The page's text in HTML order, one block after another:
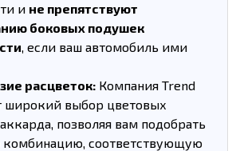
и не препятствуют
боковых подушек
, если ваш автомобиль ими
расцветок: Компания Trend
широкий выбор цветовых
позволяя вам подобрать
комбинацию, соответствующую